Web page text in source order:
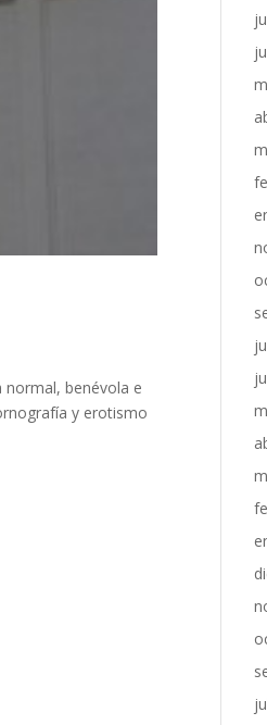
normal, benévola e
y erotismo